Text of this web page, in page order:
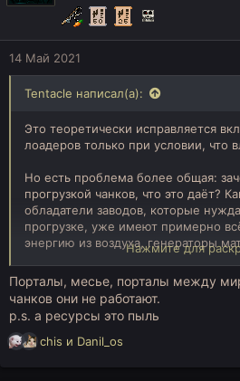
и
14 Май 2021
Tentacle написал(а):
Это теоретически исправляется
лоадеров только при условии, что
Но есть проблема более общая:
прогрузкой чанков, что это даёт?
обладатели заводов, которые
прогрузке, уже имеют примерно
энергию из воздуха, генераторы
продолжать генерировать
забивать ими склады? Даже при
требуется не
так много.
Нажмите для
Порталы, месье, порталы между
чанков они не работают.
p.s. а ресурсы это пыль
Р
chis и Danil_os